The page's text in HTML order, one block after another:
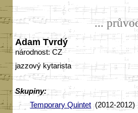
...
Adam Tvrdý
národnost: CZ
jazzový kytarista
Skupiny:
Temporary Quintet (2012-2012)